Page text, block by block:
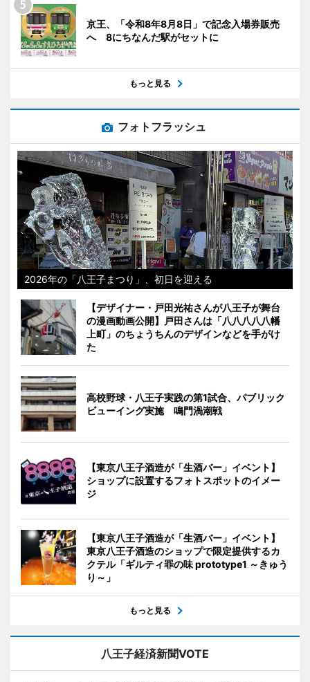
京王、「令和8年8月8日」で記念入場券販売
へ 8にちなんだ駅がセットに
もっと見る
フォトフラッシュ
2026年の「八王子まつり」、初日を迎える
【デザイナー・戸田光祐さんが八王子が舞台
の漫画動画公開】戸田さんは「八八八八八幡
上町」のちょうちんのデザインなどを手がけ
た
高校野球・八王子実践の第1試合、パブリック
ビューイング実施 鳴門渦潮戦
【東京八王子酒造が「生酒バー」イベント】
ショップに設置するフォトスポットのイメー
ジ
【東京八王子酒造が「生酒バー」イベント】
東京八王子酒造のショップで限定提供するカ
クテル「ギルティ罪の味 prototype1 ～きゅう
り～」
もっと見る
八王子経済新聞VOTE